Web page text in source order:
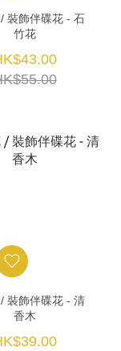
裝飾伴碟花 - 石
竹花
裝飾伴碟花 - 清
香木